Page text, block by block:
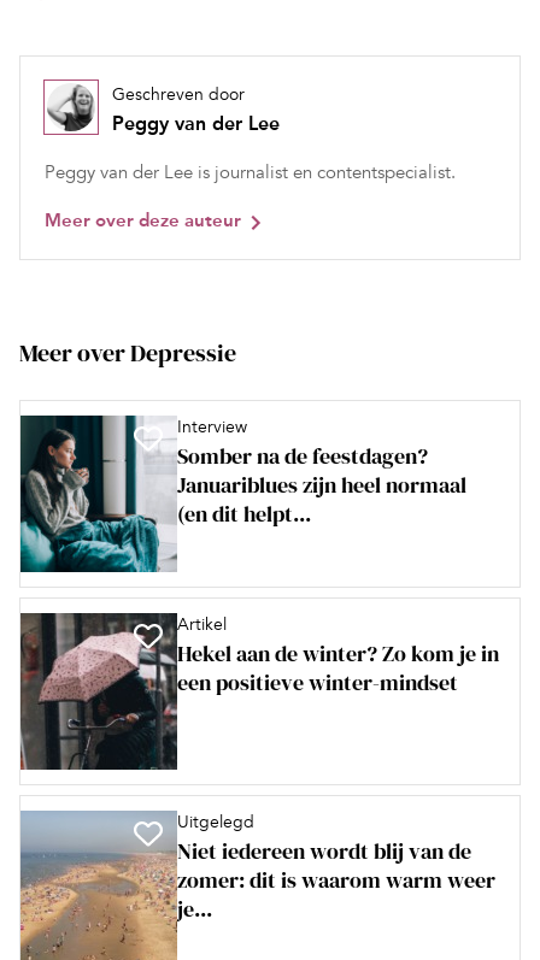
Geschreven door
Peggy van der Lee
Peggy van der Lee is journalist en contentspecialist.
Meer over deze auteur
Meer over Depressie
Interview
Somber na de feestdagen?
Januariblues zijn heel normaal
(en dit helpt...
Artikel
Hekel aan de winter? Zo kom je in
een positieve winter-mindset
Uitgelegd
Niet iedereen wordt blij van de
zomer: dit is waarom warm weer
je...